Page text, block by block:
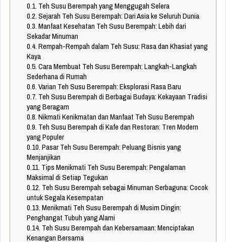
0.1. Teh Susu Berempah yang Menggugah Selera
0.2.Sejarah Teh Susu Berempah: Dari Asia ke Seluruh Dunia
0.3.Manfaat Kesehatan Teh Susu Berempah: Lebih dari
Sekadar Minuman
0.4.Rempah-Rempah dalam Teh Susu: Rasa dan Khasiat yang
Kaya
0.5.Cara Membuat Teh Susu Berempah: Langkah-Langkah
Sederhana di Rumah
0.6.Varian Teh Susu Berempah: Eksplorasi Rasa Baru
0.7. Teh Susu Berempah di Berbagai Budaya: Kekayaan Tradisi
yang Beragam
0.8.Nikmati Kenikmatan dan Manfaat Teh Susu Berempah
0.9. Teh Susu Berempah di Kafe dan Restoran: Tren Modern
yang Populer
0.10.Pasar Teh Susu Berempah: Peluang Bisnis yang
Menjanjikan
0.11. Tips Menikmati Teh Susu Berempah: Pengalaman
Maksimal di Setiap Tegukan
0.12. Teh Susu Berempah sebagai Minuman Serbaguna: Cocok
untuk Segala Kesempatan
0.13.Menikmati Teh Susu Berempah di Musim Dingin:
Penghangat Tubuh yang Alami
0.14. Teh Susu Berempah dan Kebersamaan: Menciptakan
Kenangan Bersama